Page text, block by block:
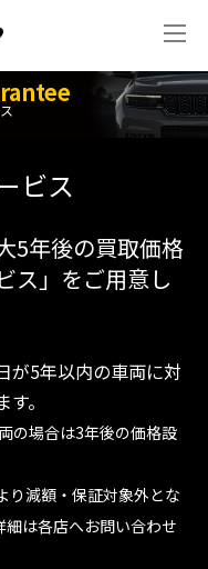
ビス
5年後の買取価格
ス」をご用意し
が5年以内の車両に対
。
の場合は3年後の価格設
り減額・保証対象外とな
は各店へお問い合わせ